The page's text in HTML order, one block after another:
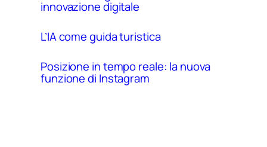
innovazione digitale
L’IA come guida turistica
Posizione in tempo reale: la nuova
funzione di Instagram